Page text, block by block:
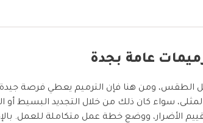
الطقس، ومن هنا فإن الترميم يعطي فرصة جيدة
المثلى، سواء كان ذلك من خلال التجديد البسيط
الأضرار، ووضع خطة عمل متكاملة للعمل.